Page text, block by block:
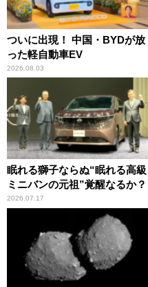
ついに出現！ 中国・BYDが放
った軽自動車EV
2026.08.03
眠れる獅子ならぬ“眠れる高級
ミニバンの元祖”覚醒なるか？
2026.07.17